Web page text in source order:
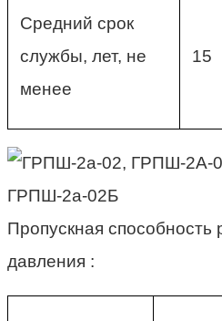
Средний срок
службы, лет, не
менее
15
Пропускная способность
давления :